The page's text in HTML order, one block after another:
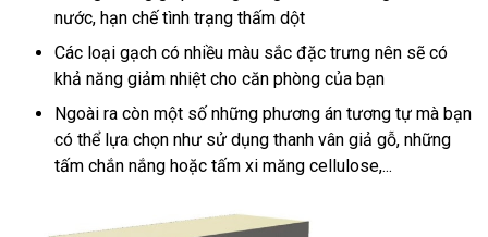
nước, hạn chế tình trạng thấm dột
Các loại gạch có nhiều màu sắc đặc trưng nên sẽ có
khả năng giảm nhiệt cho căn phòng của bạn
Ngoài ra còn một số những phương án tương tự mà bạn
có thể lựa chọn như sử dụng thanh vân giả gỗ, những
tấm chắn nắng hoặc tấm xi măng cellulose,...